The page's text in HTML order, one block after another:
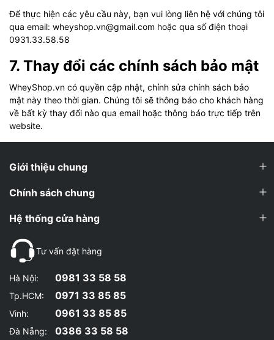
Để thực hiện các yêu cầu này, bạn vui lòng liên hệ với chúng tôi
qua email: wheyshop.vn@gmail.com hoặc qua số điện thoại
0931.33.58.58
7. Thay đổi các chính sách bảo mật
WheyShop.vn có quyền cập nhật, chỉnh sửa chính sách bảo
mật này theo thời gian. Chúng tôi sẽ thông báo cho khách hàng
về bất kỳ thay đổi nào qua email hoặc thông báo trực tiếp trên
website.
Giới thiệu chung
Chính sách chung
Hệ thống cửa hàng
Tư vấn đặt hàng
Hà Nội: 0981 33 58 58
Tp.HCM: 0971 33 85 85
Vinh: 0961 33 85 85
Đà Nẵng: 0386 33 58 58